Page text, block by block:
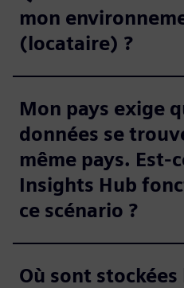
mon
(locataire) ?
Mon pays exige
données se
même pays. Est-
Insights Hub
ce scénario ?
Où sont stockées